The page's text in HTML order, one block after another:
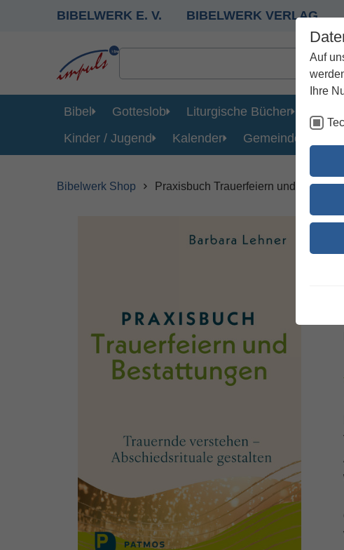
Auf
Ihre
BIBELWERK E. V. BIBELWERK VERLAG
Bibel Gotteslob Liturgische Bücher
Kinder / Jugend
Kalender Gemeinde
Bibelwerk Shop Praxisbuch Trauerfeiern und